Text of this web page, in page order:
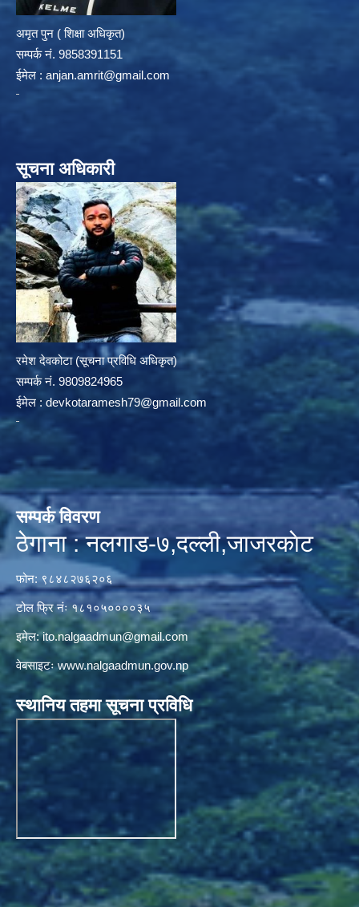
अमृत पुन ( शिक्षा अधिकृत)
सम्पर्क न‌ं. 9858391151
ईमेल : anjan.amrit@gmail.com
सूचना अधिकारी
रमेश देवकोटा (सूचना प्रविधि अधिकृत)
सम्पर्क न‌ं. 9809824965
ईमेल : devkotaramesh79@gmail.com
सम्पर्क विवरण
ठेगाना : नलगाड-७,दल्ली,जाजरकाेट
फोन: ९८४८२७६२०६
टोल फ्रि नंः १८१०५००००३५
इमेल:ito.nalgaadmun@gmail.com
वेबसाइटःwww.nalgaadmun.gov.np
स्थानिय तहमा सूचना प्रविधि